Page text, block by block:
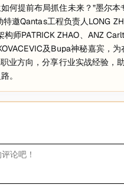
何提前布局抓住未来？”墨尔本
邀Qantas工程负责人LONG
构师PATRICK ZHAO、ANZ
及Bupa神秘嘉宾，为
业方向，分享行业实战经验，
。